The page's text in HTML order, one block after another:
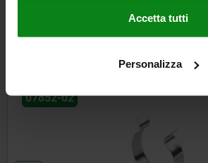
Accetta tutti
Personalizza
Altri clienti hanno
anche
07852-02